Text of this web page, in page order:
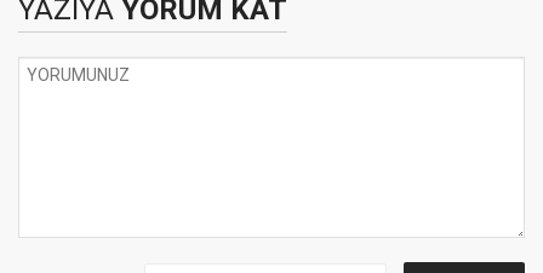
YAZIYA YORUM KAT